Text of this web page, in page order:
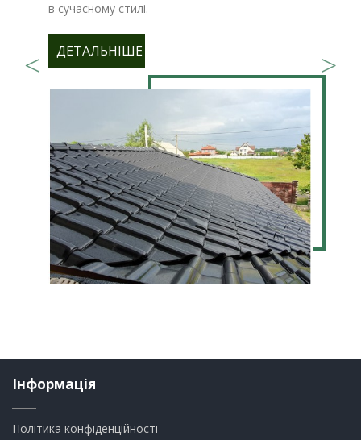
в сучасному стилі.
ДЕТАЛЬНІШЕ
Інформація
Політика конфіденційності